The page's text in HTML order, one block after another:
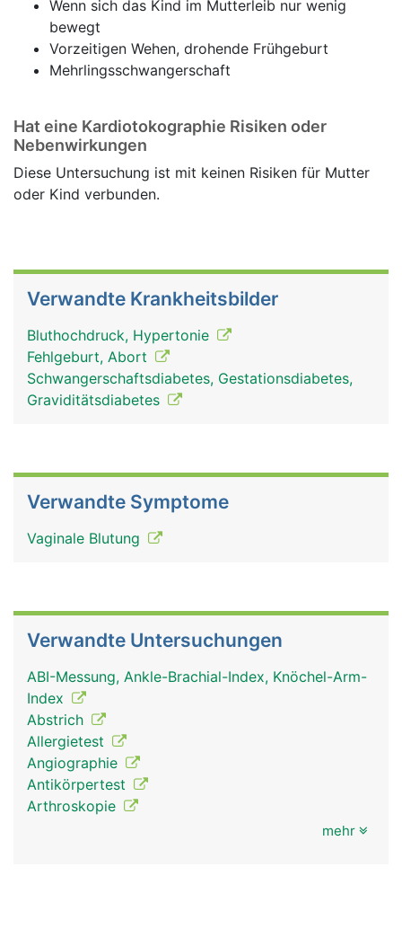
Wenn sich das Kind im Mutterleib nur wenig
bewegt
Vorzeitigen Wehen, drohende Frühgeburt
Mehrlingsschwangerschaft
Hat eine Kardiotokographie Risiken oder
Nebenwirkungen
Diese Untersuchung ist mit keinen Risiken für Mutter
oder Kind verbunden.
Verwandte Krankheitsbilder
Bluthochdruck, Hypertonie
Fehlgeburt, Abort
Schwangerschaftsdiabetes, Gestationsdiabetes,
Graviditätsdiabetes
Verwandte Symptome
Vaginale Blutung
Verwandte Untersuchungen
ABI-Messung, Ankle-Brachial-Index, Knöchel-Arm-
Index
Abstrich
Allergietest
Angiographie
Antikörpertest
Arthroskopie
mehr